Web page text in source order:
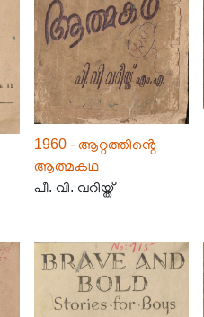
1960 - ആറ്റത്തിൻ്റെ
ആത്മകഥ
പീ. വി. വറിയ്ത്